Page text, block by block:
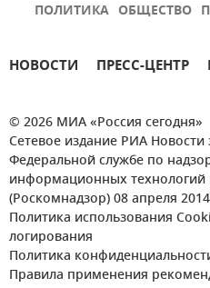
ПОЛИТИКА ОБЩЕСТВО
НОВОСТИ ПРЕСС-ЦЕНТР
© 2026 МИА «Россия сегодня»
Сетевое издание РИА Новости
Федеральной службе по
информационных
(Роскомнадзор) 08 апреля
Политика использования
логирования
Политика
Правила применения